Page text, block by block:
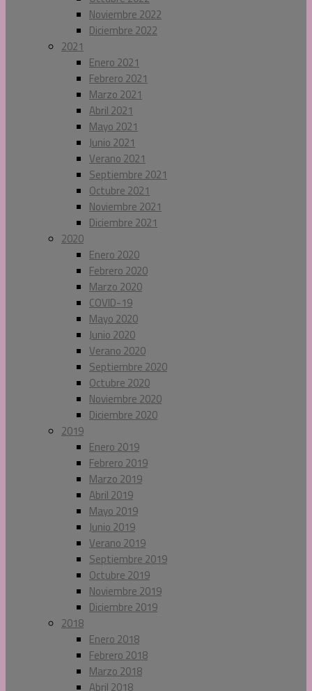
Noviembre 2022
Diciembre 2022
2021
Enero 2021
Febrero 2021
Marzo 2021
Abril 2021
Mayo 2021
Junio 2021
Verano 2021
Septiembre 2021
Octubre 2021
Noviembre 2021
Diciembre 2021
2020
Enero 2020
Febrero 2020
Marzo 2020
COVID-19
Mayo 2020
Junio 2020
Verano 2020
Septiembre 2020
Octubre 2020
Noviembre 2020
Diciembre 2020
2019
Enero 2019
Febrero 2019
Marzo 2019
Abril 2019
Mayo 2019
Junio 2019
Verano 2019
Septiembre 2019
Octubre 2019
Noviembre 2019
Diciembre 2019
2018
Enero 2018
Febrero 2018
Marzo 2018
Abril 2018